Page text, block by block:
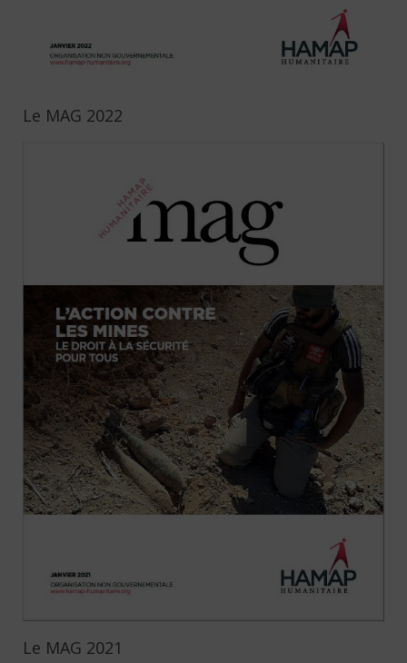
Le MAG 2022
Le MAG 2021